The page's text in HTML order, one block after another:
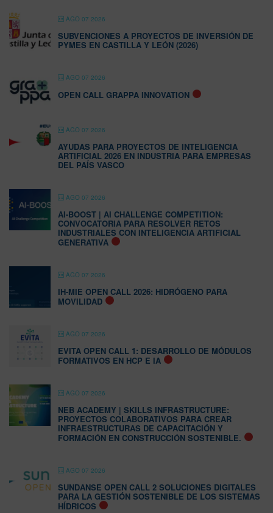
AGO 07 2026
SUBVENCIONES A PROYECTOS DE INVERSIÓN DE
PYMES EN CASTILLA Y LEÓN (2026)
AGO 07 2026
OPEN CALL GRAPPA INNOVATION
AGO 07 2026
AYUDAS PARA PROYECTOS DE INTELIGENCIA
ARTIFICIAL 2026 EN INDUSTRIA PARA EMPRESAS
DEL PAÍS VASCO
AGO 07 2026
AI-BOOST | AI CHALLENGE COMPETITION:
CONVOCATORIA PARA RESOLVER RETOS
INDUSTRIALES CON INTELIGENCIA ARTIFICIAL
GENERATIVA
AGO 07 2026
IH-MIE OPEN CALL 2026: HIDRÓGENO PARA
MOVILIDAD
AGO 07 2026
EVITA OPEN CALL 1: DESARROLLO DE MÓDULOS
FORMATIVOS EN HCP E IA
AGO 07 2026
NEB ACADEMY | SKILLS INFRASTRUCTURE:
PROYECTOS COLABORATIVOS PARA CREAR
INFRAESTRUCTURAS DE CAPACITACIÓN Y
FORMACIÓN EN CONSTRUCCIÓN SOSTENIBLE.
AGO 07 2026
SUNDANSE OPEN CALL 2 SOLUCIONES DIGITALES
PARA LA GESTIÓN SOSTENIBLE DE LOS SISTEMAS
HÍDRICOS